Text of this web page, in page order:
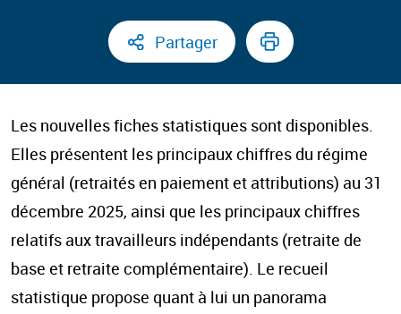
Partager
Les nouvelles fiches statistiques sont disponibles.
Elles présentent les principaux chiffres du régime
général (retraités en paiement et attributions) au 31
décembre 2025, ainsi que les principaux chiffres
relatifs aux travailleurs indépendants (retraite de
base et retraite complémentaire). Le recueil
statistique propose quant à lui un panorama